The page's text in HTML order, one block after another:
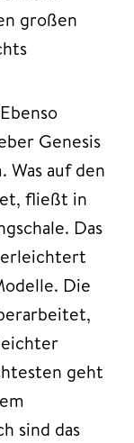
großen
Genesis
Was auf den
fließt in
Das
Die
geht
sind das